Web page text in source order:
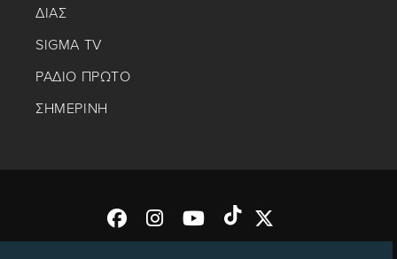
ΔΙΑΣ
SIGMA TV
ΡΑΔΙΟ ΠΡΩΤΟ
ΣΗΜΕΡΙΝΗ